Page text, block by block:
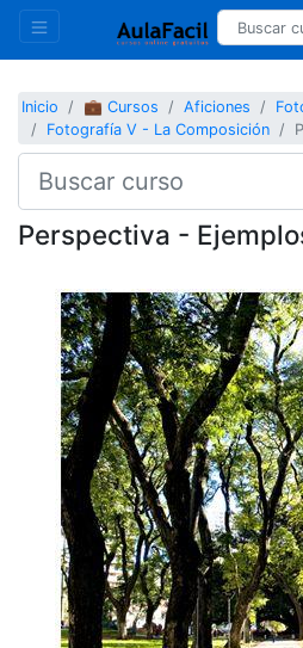
Inicio 💼 Cursos Aficiones
Fotografía V - La Composición
Perspectiva -